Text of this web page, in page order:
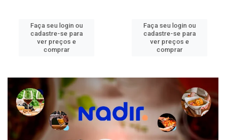
Faça seu login ou
cadastre-se para
ver preços e
comprar
Faça seu login ou
cadastre-se para
ver preços e
comprar